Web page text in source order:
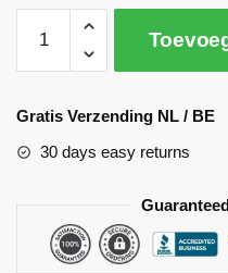
l
e
Gratis Verzending NL / BE
30 days easy returns